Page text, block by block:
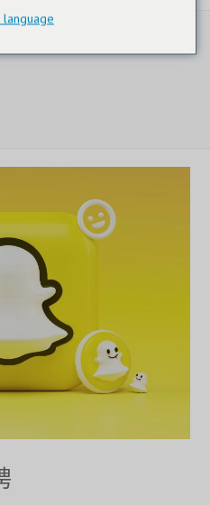
+1(443) 212-8730